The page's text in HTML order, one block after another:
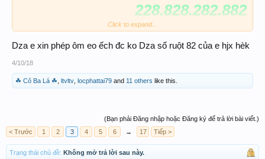
228.828.282.882
Ab.lô
Chúc ace XỔ SỐ THẦN TÀI
luon may mắn
Click to expand...
Dza e xin phép ôm eo ếch đc ko Dza số ruột 82 của e hjx hèk
4/10/18
☘ Cỏ Ba Lá ☘ ltvltv locphattai79 and 11 others like this.
(Bạn phải Đăng nhập hoặc Đăng ký để trả lời bài viết.)
< Trước
1 2 3 4 5 6 → 17 Tiếp >
Trạng thái chủ đề: Không mở trả lời sau này.